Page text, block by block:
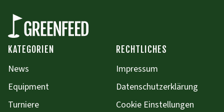
KATEGORIEN
News
Equipment
Turniere
RECHTLICHES
Impressum
Datenschutzerklärung
Cookie Einstellungen